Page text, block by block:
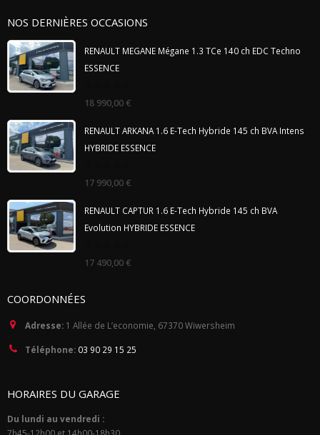
NOS DERNIÈRES OCCASIONS
RENAULT MEGANE Mégane 1.3 TCe 140 ch EDC Techno
ESSENCE
out
18 990,00 €
RENAULT ARKANA 1.6 E-Tech Hybride 145 ch BVA Intens
HYBRIDE ESSENCE
out
17 990,00 €
RENAULT CAPTUR 1.6 E-Tech Hybride 145 ch BVA
Evolution HYBRIDE ESSENCE
out
17 490,00 €
COORDONNÉES
Adresse: 1 Allée de L’economie, 67370 Wiwersheim
Téléphone: 03 90 29 15 25
HORAIRES DU GARAGE
Du lundi au vendredi :
7h45-12h00 et 14h00-18h30